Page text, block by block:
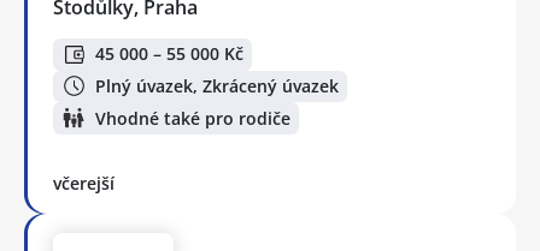
Stodůlky, Praha
45 000 – 55 000 Kč
Plný úvazek, Zkrácený úvazek
Vhodné také pro rodiče
včerejší